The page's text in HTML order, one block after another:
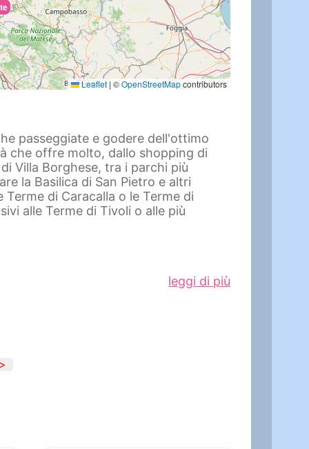
Leaflet | ©OpenStreetMapcontributors
passeggiate e godere dell'ottimo
che offre molto, dallo shopping di
Villa Borghese, tra i parchi più
la Basilica di San Pietro e altri
di Caracalla o le Terme di
alle Terme di Tivoli o alle più
la storia di un impero. Al centro di
leggi di più